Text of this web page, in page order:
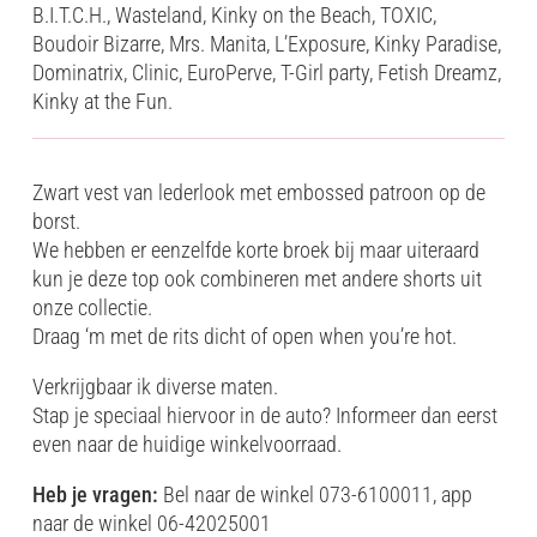
B.I.T.C.H., Wasteland, Kinky on the Beach, TOXIC,
Boudoir Bizarre, Mrs. Manita, L’Exposure, Kinky Paradise,
Dominatrix, Clinic, EuroPerve, T-Girl party, Fetish Dreamz,
Kinky at the Fun.
Zwart vest van lederlook met embossed patroon op de
borst.
We hebben er eenzelfde korte broek bij maar uiteraard
kun je deze top ook combineren met andere shorts uit
onze collectie.
Draag ‘m met de rits dicht of open when you’re hot.
Verkrijgbaar ik diverse maten.
Stap je speciaal hiervoor in de auto? Informeer dan eerst
even naar de huidige winkelvoorraad.
Heb je vragen: Bel naar de winkel 073-6100011, app
naar de winkel 06-42025001